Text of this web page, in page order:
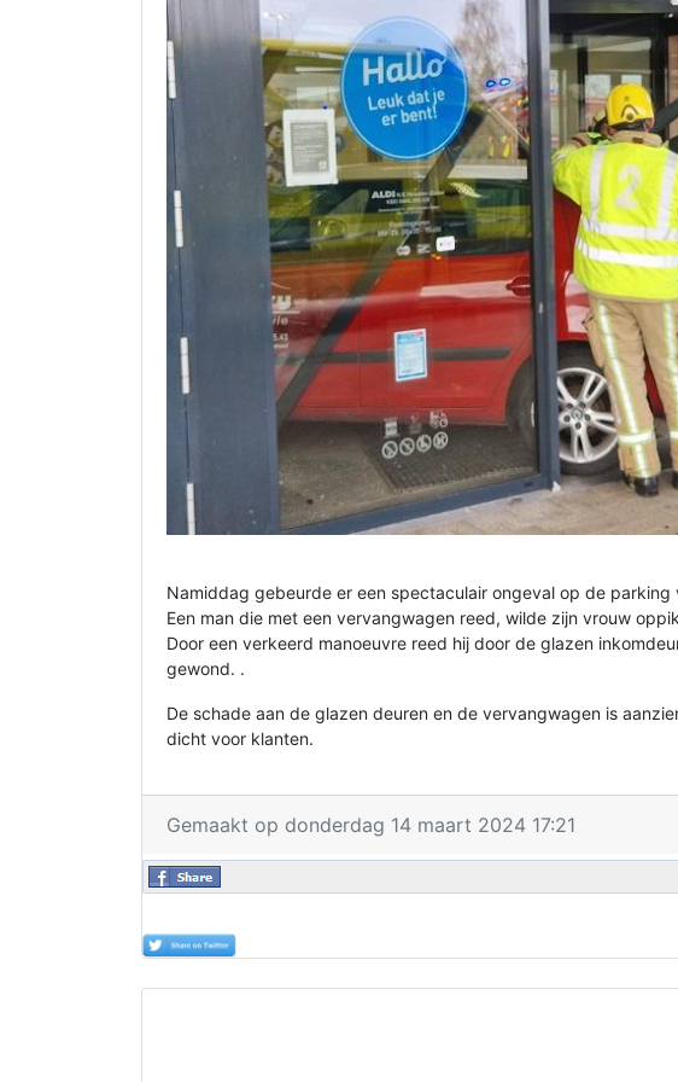
Namiddag gebeurde er een spectaculair ongeval op de parking
Een man die met een vervangwagen reed, wilde zijn vrouw
Door een verkeerd manoeuvre reed hij door de glazen
gewond. .
De schade aan de glazen deuren en de vervangwagen is
dicht voor klanten.
Gemaakt op donderdag 14 maart 2024 17:21